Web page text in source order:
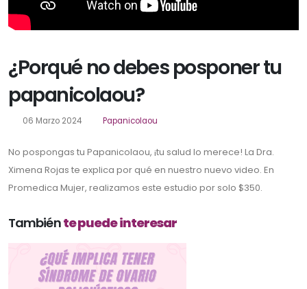
¿Porqué no debes posponer tu
papanicolaou?
06 Marzo 2024 Papanicolaou
No pospongas tu Papanicolaou, ¡tu salud lo merece! La Dra.
Ximena Rojas te explica por qué en nuestro nuevo video. En
Promedica Mujer, realizamos este estudio por solo $350.
Tambiénte puede interesar